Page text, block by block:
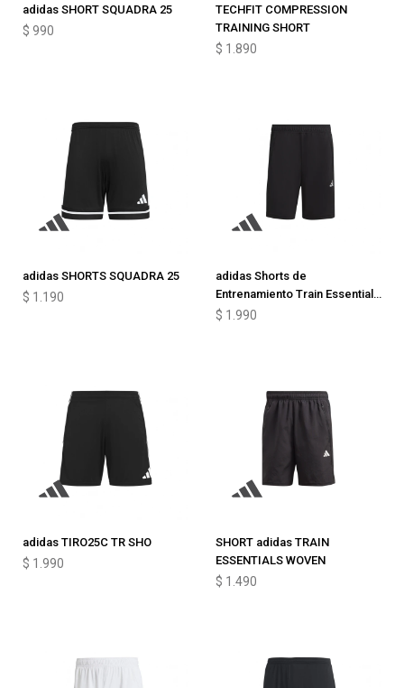
adidas SHORT SQUADRA 25
$ 990
TECHFIT COMPRESSION
TRAINING SHORT
$ 1.890
adidas SHORTS SQUADRA 25
$ 1.190
adidas Shorts de
Entrenamiento Train Essentials
All Set
$ 1.990
adidas TIRO25C TR SHO
$ 1.990
SHORT adidas TRAIN
ESSENTIALS WOVEN
$ 1.490